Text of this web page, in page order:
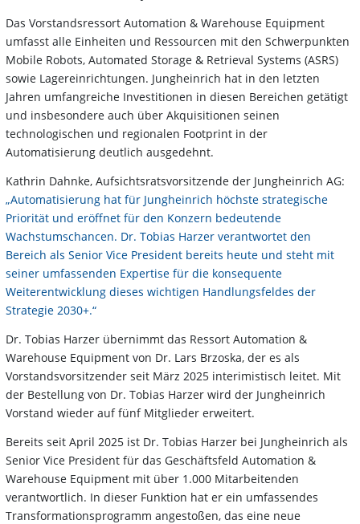
Das Vorstandsressort Automation & Warehouse Equipment
umfasst alle Einheiten und Ressourcen mit den Schwerpunkten
Mobile Robots, Automated Storage & Retrieval Systems (ASRS)
sowie Lagereinrichtungen. Jungheinrich hat in den letzten
Jahren umfangreiche Investitionen in diesen Bereichen getätigt
und insbesondere auch über Akquisitionen seinen
technologischen und regionalen Footprint in der
Automatisierung deutlich ausgedehnt.
Kathrin Dahnke, Aufsichtsratsvorsitzende der Jungheinrich AG:
„Automatisierung hat für Jungheinrich höchste strategische
Priorität und eröffnet für den Konzern bedeutende
Wachstumschancen. Dr. Tobias Harzer verantwortet den
Bereich als Senior Vice President bereits heute und steht mit
seiner umfassenden Expertise für die konsequente
Weiterentwicklung dieses wichtigen Handlungsfeldes der
Strategie 2030+.“
Dr. Tobias Harzer übernimmt das Ressort Automation &
Warehouse Equipment von Dr. Lars Brzoska, der es als
Vorstandsvorsitzender seit März 2025 interimistisch leitet. Mit
der Bestellung von Dr. Tobias Harzer wird der Jungheinrich
Vorstand wieder auf fünf Mitglieder erweitert.
Bereits seit April 2025 ist Dr. Tobias Harzer bei Jungheinrich als
Senior Vice President für das Geschäftsfeld Automation &
Warehouse Equipment mit über 1.000 Mitarbeitenden
verantwortlich. In dieser Funktion hat er ein umfassendes
Transformationsprogramm angestoßen, das eine neue